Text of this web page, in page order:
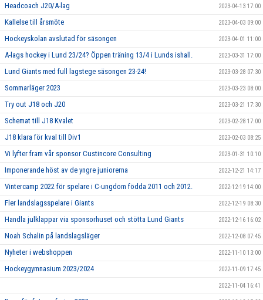
Headcoach J20/A-lag 2023-04-13 17:00
Kallelse till årsmöte 2023-04-03 09:00
Hockeyskolan avslutad för säsongen 2023-04-01 11:00
A-lags hockey i Lund 23/24? Öppen träning 13/4 i Lunds ishall. 2023-03-31 17:00
Lund Giants med full lagstege säsongen 23-24! 2023-03-28 07:30
Sommarläger 2023 2023-03-23 08:00
Try out J18 och J20 2023-03-21 17:30
Schemat till J18 Kvalet 2023-02-28 17:00
J18 klara för kval till Div1 2023-02-03 08:25
Vi lyfter fram vår sponsor Custincore Consulting 2023-01-31 10:10
Imponerande höst av de yngre juniorerna 2022-12-21 14:17
Vintercamp 2022 för spelare i C-ungdom födda 2011 och 2012. 2022-12-19 14:00
Fler landslagsspelare i Giants 2022-12-19 08:30
Handla julklappar via sponsorhuset och stötta Lund Giants 2022-12-16 16:02
Noah Schalin på landslagsläger 2022-12-08 07:45
Nyheter i webshoppen 2022-11-10 13:00
Hockeygymnasium 2023/2024 2022-11-09 17:45
2022-11-04 16:41